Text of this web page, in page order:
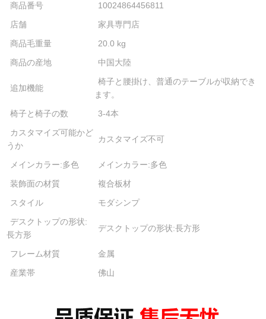
商品番号
10024864456811
店舗
家具専門店
商品毛重量
20.0 kg
商品の産地
中国大陸
追加機能
椅子と腰掛け、普通のテーブルが収納でき
ます。
椅子と椅子の数
3-4本
カスタマイズ可能かど
うか
カスタマイズ不可
メインカラー:多色
メインカラー:多色
装飾面の材質
複合板材
スタイル
モダシンプ
デスクトップの形状:
長方形
デスクトップの形状:長方形
フレーム材質
金属
産業帯
佛山